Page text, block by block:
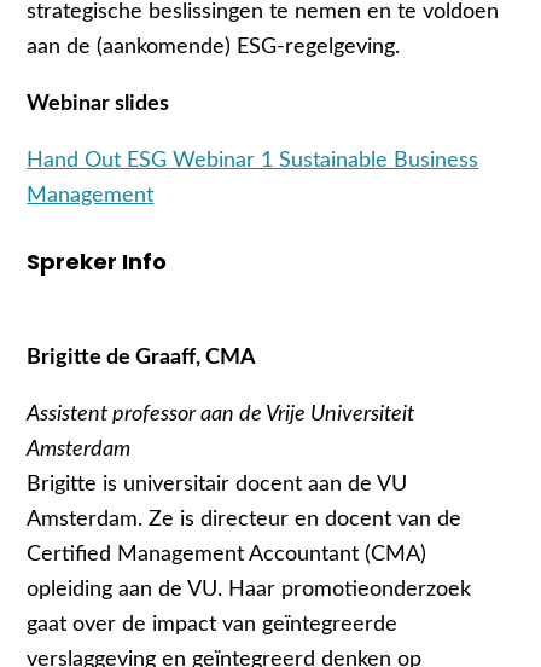
strategische beslissingen te nemen en te voldoen
aan de (aankomende) ESG-regelgeving.
Webinar slides
Hand Out ESG Webinar 1 Sustainable Business
Management
Spreker Info
Brigitte de Graaff, CMA
Assistent professor aan de Vrije Universiteit
Amsterdam
Brigitte is universitair docent aan de VU
Amsterdam. Ze is directeur en docent van de
Certified Management Accountant (CMA)
opleiding aan de VU. Haar promotieonderzoek
gaat over de impact van geïntegreerde
verslaggeving en geïntegreerd denken op